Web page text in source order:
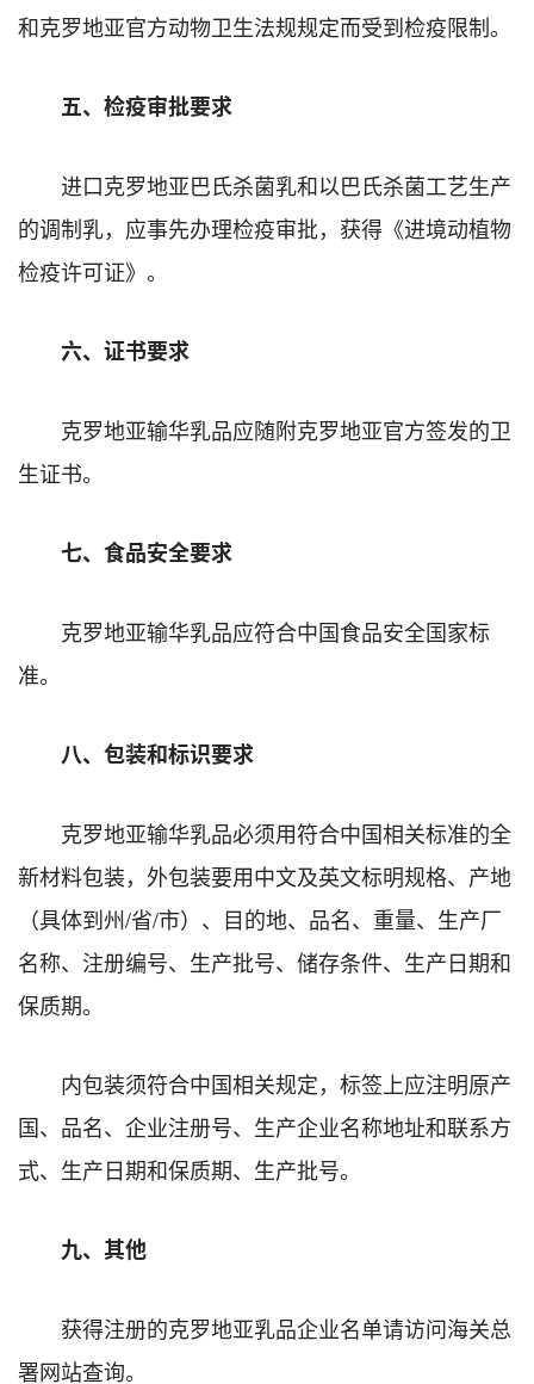
和克罗地亚官方动物卫生法规规定而受到检疫限制。
五、检疫审批要求
进口克罗地亚巴氏杀菌乳和以巴氏杀菌工艺生产
的调制乳，应事先办理检疫审批，获得《进境动植物
检疫许可证》。
六、证书要求
克罗地亚输华乳品应随附克罗地亚官方签发的卫
生证书。
七、食品安全要求
克罗地亚输华乳品应符合中国食品安全国家标
准。
八、包装和标识要求
克罗地亚输华乳品必须用符合中国相关标准的全
新材料包装，外包装要用中文及英文标明规格、产地
（具体到州/省/市）、目的地、品名、重量、生产厂
名称、注册编号、生产批号、储存条件、生产日期和
保质期。
内包装须符合中国相关规定，标签上应注明原产
国、品名、企业注册号、生产企业名称地址和联系方
式、生产日期和保质期、生产批号。
九、其他
获得注册的克罗地亚乳品企业名单请访问海关总
署网站查询。